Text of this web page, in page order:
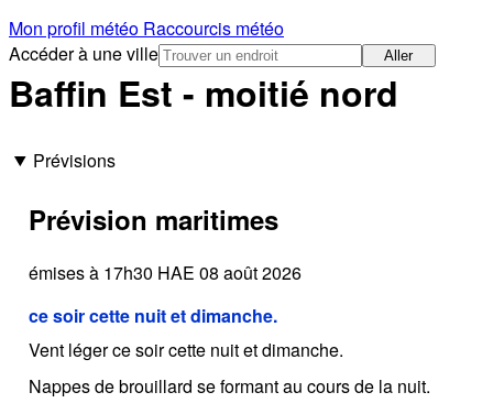
Mon profil météo Raccourcis météo
Accéder à une ville
Aller
Baffin Est - moitié nord
Prévisions
Prévision maritimes
émises à 17h30 HAE 08 août 2026
ce soir cette nuit et dimanche.
Vent léger ce soir cette nuit et dimanche.
Nappes de brouillard se formant au cours de la nuit.